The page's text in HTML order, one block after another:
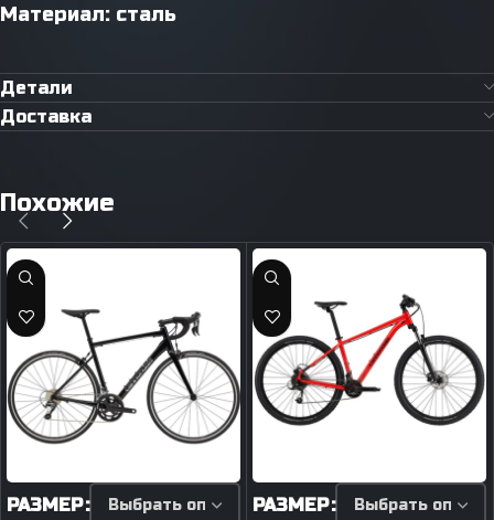
Материал: сталь
Детали
Доставка
Похожие
РАЗМЕР РАЗМЕР